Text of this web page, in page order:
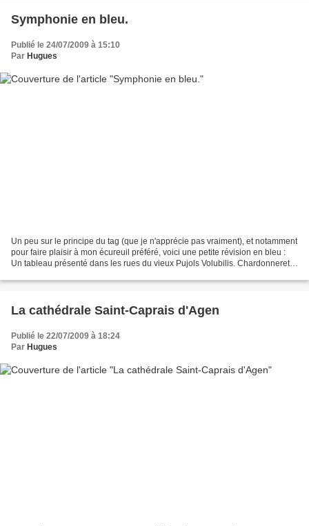
Symphonie en bleu.
Publié le 24/07/2009 à 15:10
Par Hugues
Un peu sur le principe du tag (que je n'apprécie pas vraiment), et notamment
pour faire plaisir à mon écureuil préféré, voici une petite révision en bleu :
Un tableau présenté dans les rues du vieux Pujols Volubilis. Chardonneret.
La cathédrale Saint-Caprais d'Agen
Publié le 22/07/2009 à 18:24
Par Hugues